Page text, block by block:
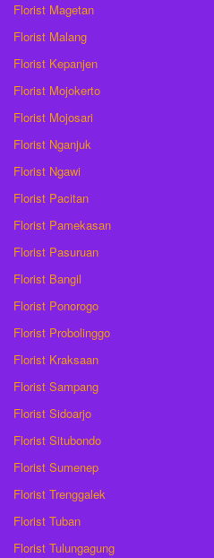
Florist Magetan
Florist Malang
Florist Kepanjen
Florist Mojokerto
Florist Mojosari
Florist Nganjuk
Florist Ngawi
Florist Pacitan
Florist Pamekasan
Florist Pasuruan
Florist Bangil
Florist Ponorogo
Florist Probolinggo
Florist Kraksaan
Florist Sampang
Florist Sidoarjo
Florist Situbondo
Florist Sumenep
Florist Trenggalek
Florist Tuban
Florist Tulungagung